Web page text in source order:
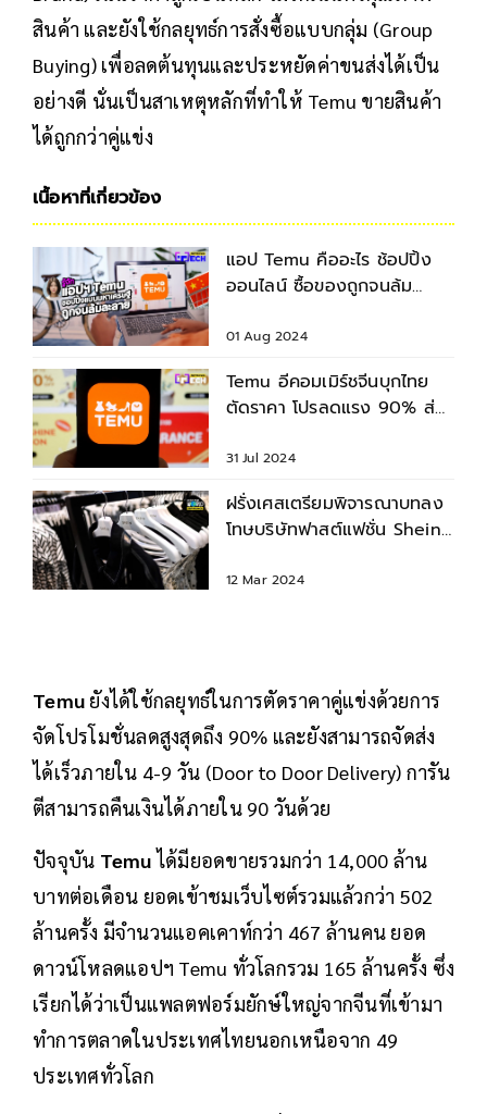
สินค้า และยังใช้กลยุทธ์การสั่งซื้อแบบกลุ่ม (Group
Buying) เพื่อลดต้นทุนและประหยัดค่าขนส่งได้เป็น
อย่างดี นั่นเป็นสาเหตุหลักที่ทำให้ Temu ขายสินค้า
ได้ถูกกว่าคู่แข่ง
เนื้อหาที่เกี่ยวข้อง
แอป Temu คืออะไร ช้อปปิ้ง
ออนไลน์ ซื้อของถูกจนล้ม
01 Aug 2024
Temu อีคอมเมิร์ชจีนบุกไทย
ตัดราคา โปรลดแรง 90% ส่ง
วัน
31 Jul 2024
ฝรั่งเศสเตรียมพิจารณาบทลง
โทษบริษัทฟาสต์แฟชั่น Shein
12 Mar 2024
Temu ยังได้ใช้กลยุทธ์ในการตัดราคาคู่แข่งด้วยการ
จัดโปรโมชั่นลดสูงสุดถึง 90% และยังสามารถจัดส่ง
ได้เร็วภายใน 4-9 วัน (Door to Door Delivery) การัน
ตีสามารถคืนเงินได้ภายใน 90 วันด้วย
ปัจจุบัน Temu ได้มียอดขายรวมกว่า 14,000 ล้าน
บาทต่อเดือน ยอดเข้าชมเว็บไซต์รวมแล้วกว่า 502
ล้านครั้ง มีจำนวนแอคเคาท์กว่า 467 ล้านคน ยอด
ดาวน์โหลดแอปฯ Temu ทั่วโลกรวม 165 ล้านครั้ง ซึ่ง
เรียกได้ว่าเป็นแพลตฟอร์มยักษ์ใหญ่จากจีนที่เข้ามา
ทำการตลาดในประเทศไทยนอกเหนือจาก 49
ประเทศทั่วโลก